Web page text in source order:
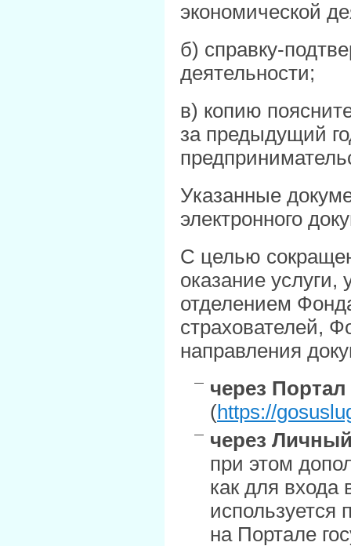
экономической
б) справку-
деятельности;
в) копию
за предыдущий
Указанные
электронного
С целью
оказание
отделением
страхователей,
направления
через Портал
(https://
через Личный
при этом
как для входа
используется
на Портале